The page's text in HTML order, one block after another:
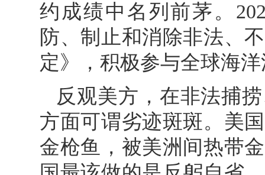
约成绩中名列前茅。
防、制止和消除非法、
定》，积极参与全球海
反观美方，在非法捕
方面可谓劣迹斑斑。美
金枪鱼，被美洲间热带